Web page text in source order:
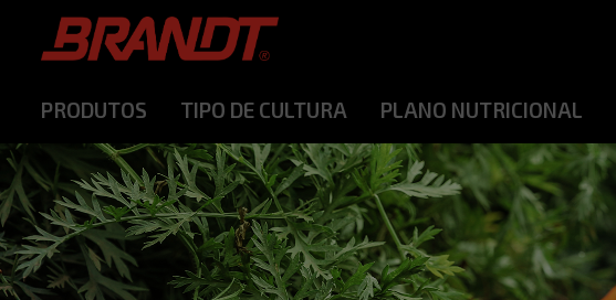
PRODUTOS TIPO DE CULTURA PLANO NUTRICIONAL